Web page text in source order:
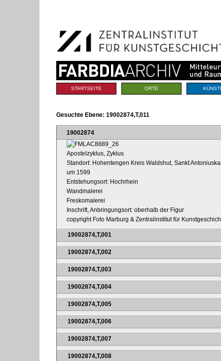
Navigation
Sektionen
STARTSEITE ORTE
Gesuchte Ebene: 19002874,T,011
19002874
Apostelzyklus, Zyklus
Standort: Hohentengen Kreis Waldshut, Sankt
um 1599
Entstehungsort: Hochrhein
Wandmalerei
Freskomalerei
Inschrift, Anbringungsort: oberhalb der Figur
copyright Foto Marburg & Zentralinstitut für
19002874,T,001
19002874,T,002
19002874,T,003
19002874,T,004
19002874,T,005
19002874,T,006
19002874,T,007
19002874,T,008